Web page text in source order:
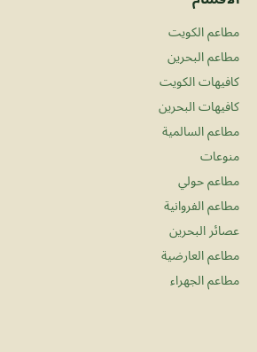
مطاعم الكويت
مطاعم البحرين
كافيهات الكويت
كافيهات البحرين
مطاعم السالمية
منوعات
مطاعم حولي
مطاعم الفروانية
عصائر البحرين
مطاعم العارضية
مطاعم الجهراء